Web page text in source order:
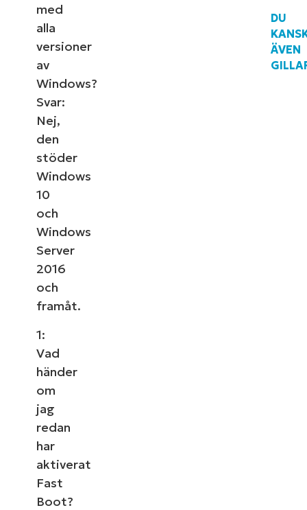
med
alla
versioner
av
Windows?
Svar:
Nej,
den
stöder
Windows
10
och
Windows
Server
2016
och
framåt.
1:
Vad
händer
om
jag
redan
har
aktiverat
Fast
Boot?
DU
ÄVEN